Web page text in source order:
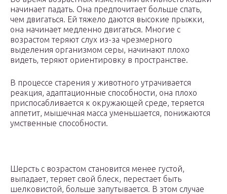
начинает падать. Она предпочитает больше спать,
чем двигаться. Ей тяжело даются высокие прыжки,
она начинает медленно двигаться. Многие с
возрастом теряют слух из-за чрезмерного
выделения организмом серы, начинают плохо
видеть, теряют ориентировку в пространстве.
В процессе старения у животного утрачивается
реакция, адаптационные способности, она плохо
приспосабливается к окружающей среде, теряется
аппетит, мышечная масса уменьшается, понижаются
умственные способности.
Шерсть с возрастом становится менее густой,
выпадает, теряет свой блеск, перестает быть
шелковистой, больше запутывается. В этом случае